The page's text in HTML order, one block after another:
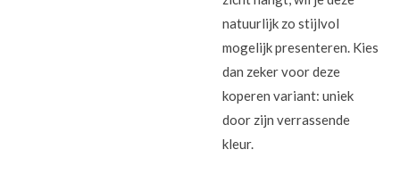
natuurlijk zo stijlvol
mogelijk presenteren. Kies
dan zeker voor deze
koperen variant: uniek
door zijn verrassende
kleur.